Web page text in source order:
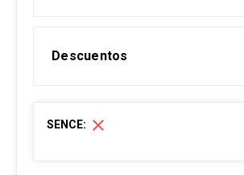
- Transferencia Bancaria:
Descuentos
SENCE: close